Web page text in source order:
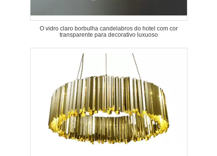
O vidro claro borbulha candelabros do hotel com cor
transparente para decorativo luxuoso